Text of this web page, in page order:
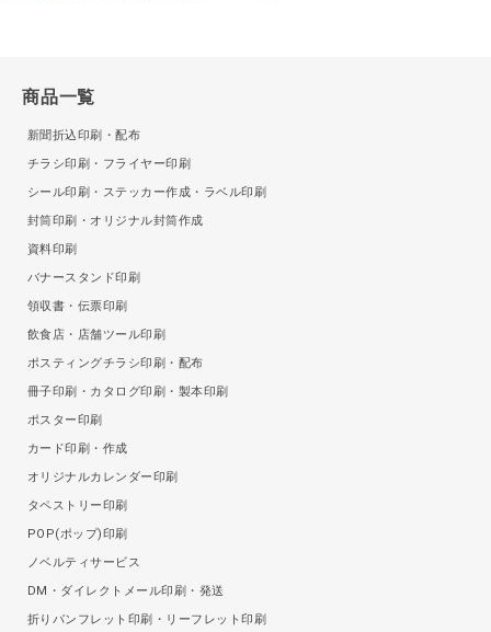
商品一覧
新聞折込印刷・配布
チラシ印刷・フライヤー印刷
シール印刷・ステッカー作成・ラベル印刷
封筒印刷・オリジナル封筒作成
資料印刷
バナースタンド印刷
領収書・伝票印刷
飲食店・店舗ツール印刷
ポスティングチラシ印刷・配布
冊子印刷・カタログ印刷・製本印刷
ポスター印刷
カード印刷・作成
オリジナルカレンダー印刷
タペストリー印刷
POP(ポップ)印刷
ノベルティサービス
DM・ダイレクトメール印刷・発送
折りパンフレット印刷・リーフレット印刷